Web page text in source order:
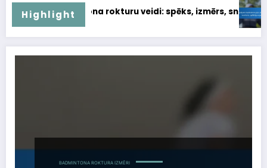
Highlight
veidi: spēks, izmērs, sniegumsRegulējams badminton
BADMINTONA ROKTURA IZMĒRI